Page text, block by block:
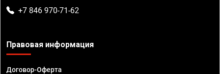
+7 846 970-71-62
Правовая информация
Договор-Оферта